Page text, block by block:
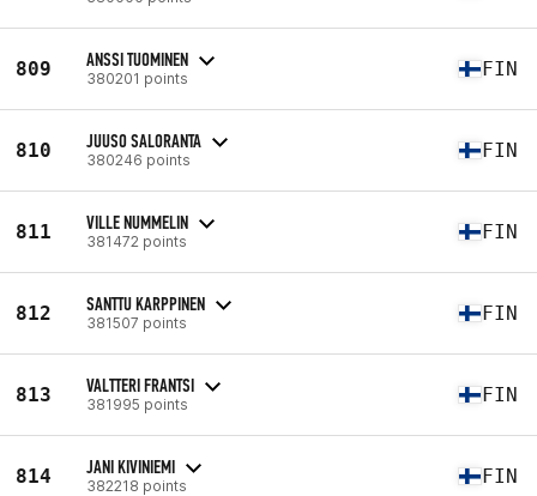
809 ANSSI TUOMINEN
380201 points FIN
810 JUUSO SALORANTA
380246 points FIN
811 VILLE NUMMELIN
381472 points FIN
812 SANTTU KARPPINEN
381507 points FIN
813 VALTTERI FRANTSI
381995 points FIN
814 JANI KIVINIEMI
382218 points FIN